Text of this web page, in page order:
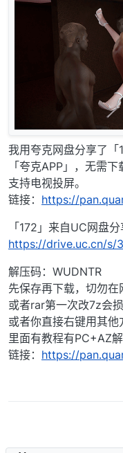
我用夸克网盘分享了
「夸克APP」，无需
支持电视投屏。
链接： https://
「172」来自UC网盘
https://drive.uc.cn/s/
解压码：WUDNTR
先保存再下载，切勿在
或者rar第一次改7z会
或者你直接右键用其
里面有教程有PC+AZ
链接： https://